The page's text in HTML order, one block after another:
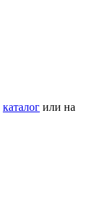
каталог или на